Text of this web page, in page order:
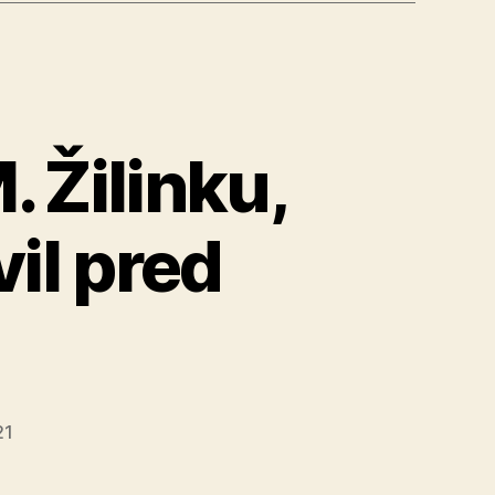
Žilinku,
pred